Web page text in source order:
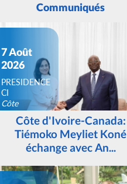
Communiqués
7 Août
2026
PRESIDENCE
CI
Côte
d'IvoireCôte d'Ivoire-Canada:
Tiémoko Meyliet Koné
échange avec An...